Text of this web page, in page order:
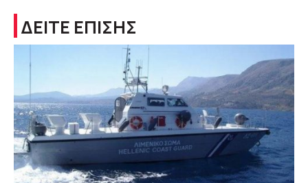
ΔΕΙΤΕ ΕΠΙΣΗΣ